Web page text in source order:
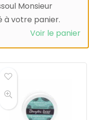
Monsieur
à votre panier.
Voir le panier